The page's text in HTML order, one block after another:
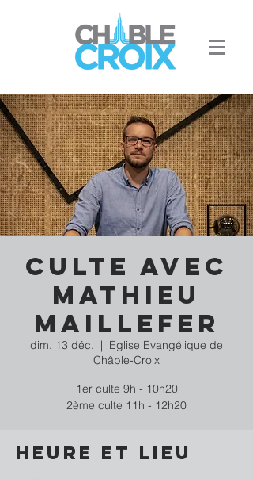
Culte avec
Mathieu
Maillefer
dim. 13 déc.
  |
Eglise Evangélique de
Châble-Croix
1er culte 9h - 10h20
2ème culte 11h - 12h20
Heure et lieu